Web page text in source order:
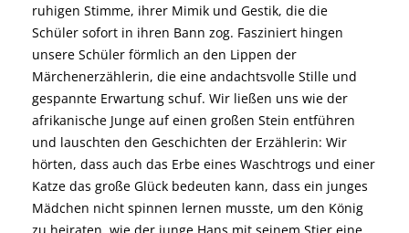
ruhigen Stimme, ihrer Mimik und Gestik, die die
Schüler sofort in ihren Bann zog. Fasziniert hingen
unsere Schüler förmlich an den Lippen der
Märchenerzählerin, die eine andachtsvolle Stille und
gespannte Erwartung schuf. Wir ließen uns wie der
afrikanische Junge auf einen großen Stein entführen
und lauschten den Geschichten der Erzählerin: Wir
hörten, dass auch das Erbe eines Waschtrogs und einer
Katze das große Glück bedeuten kann, dass ein junges
Mädchen nicht spinnen lernen musste, um den König